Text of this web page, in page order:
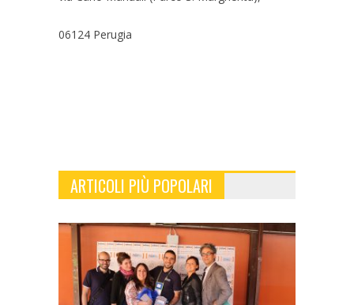
06124 Perugia
ARTICOLI PIÙ POPOLARI